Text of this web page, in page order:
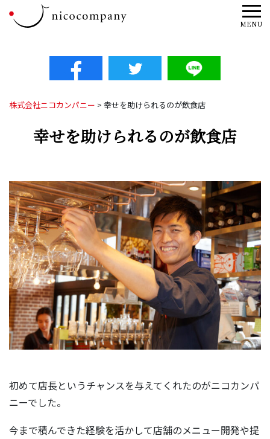
MENU
株式会社ニコカンパニー > 幸せを助けられるのが飲食店
幸せを助けられるのが飲食店
初めて店長というチャンスを与えてくれたのがニコカンパ
ニーでした。
今まで積んできた経験を活かして店舗のメニュー開発や提